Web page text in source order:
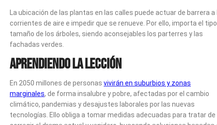
La ubicación de las plantas en las calles puede actuar de barrera a
corrientes de aire e impedir que se renueve. Por ello, importa el
tamaño de los árboles, siendo aconsejables los parterres y las
fachadas verdes.
Aprendiendo la lección
En 2050 millones de personas vivirán en suburbios y zonas
marginales, de forma insalubre y pobre, afectadas por el cambio
climático, pandemias y desajustes laborales por las nuevas
tecnologías. Ello obliga a tomar medidas adecuadas para tratar de